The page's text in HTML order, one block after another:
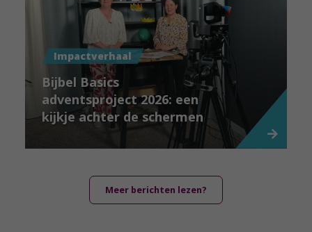
Impactverhaal
Bijbel Basics
adventsproject 2026: een
kijkje achter de schermen
Meer berichten lezen?